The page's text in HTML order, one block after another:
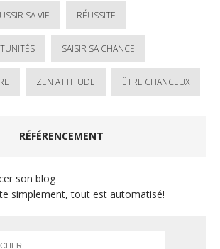
SA VIE RÉUSSITE
SAISIR SA CHANCE
ZEN ATTITUDE ÊTRE CHANCEUX
RÉFÉRENCEMENT
son blog
simplement, tout est automatisé!